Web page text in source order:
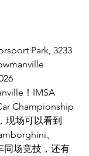
Park, 3233
！IMSA
Championship
现场可以看到
、
同场竞技，还有